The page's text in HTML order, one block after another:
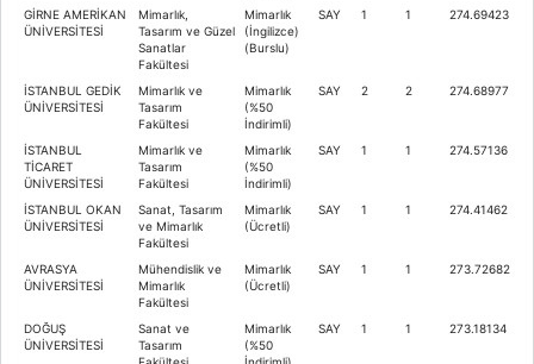
GİRNE AMERİKAN
ÜNİVERSİTESİ
Mimarlık,
Tasarım ve Güzel
Sanatlar
Fakültesi
Mimarlık
(İngilizce)
(Burslu)
SAY 1 1 274.69423
İSTANBUL GEDİK
ÜNİVERSİTESİ
Mimarlık ve
Tasarım
Fakültesi
Mimarlık
(%50
İndirimli)
SAY 2 2 274.68977
İSTANBUL
TİCARET
ÜNİVERSİTESİ
Mimarlık ve
Tasarım
Fakültesi
Mimarlık
(%50
İndirimli)
SAY 1 1 274.57136
İSTANBUL OKAN
ÜNİVERSİTESİ
Sanat, Tasarım
ve Mimarlık
Fakültesi
Mimarlık
(Ücretli)
SAY 1 1 274.41462
AVRASYA
ÜNİVERSİTESİ
Mühendislik ve
Mimarlık
Fakültesi
Mimarlık
(Ücretli)
SAY 1 1 273.72682
DOĞUŞ
ÜNİVERSİTESİ
Sanat ve
Tasarım
Mimarlık
(%50
SAY 1 1 273.18134